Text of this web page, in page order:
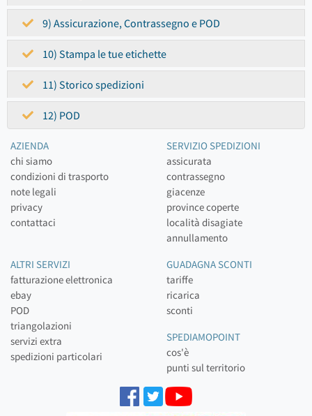
9) Assicurazione, Contrassegno e POD
10) Stampa le tue etichette
11) Storico spedizioni
12) POD
AZIENDA
chi siamo
condizioni di trasporto
note legali
privacy
contattaci
SERVIZIO SPEDIZIONI
assicurata
contrassegno
giacenze
province coperte
località disagiate
annullamento
ALTRI SERVIZI
fatturazione elettronica
ebay
POD
triangolazioni
servizi extra
spedizioni particolari
GUADAGNA SCONTI
tariffe
ricarica
sconti
SPEDIAMOPOINT
cos'è
punti sul territorio